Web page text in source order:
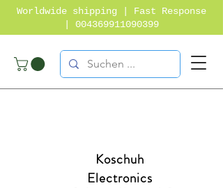
Worldwide shipping | Fast Response
004369911090399
Koschuh
Electronics